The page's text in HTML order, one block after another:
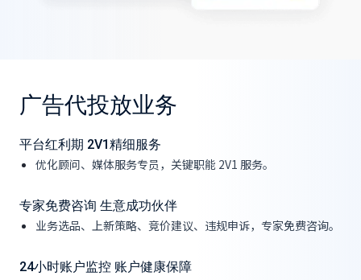
广告代投放业务
平台红利期 2V1精细服务
优化顾问、媒体服务专员，关键职能 2V1 服务。
专家免费咨询 生意成功伙伴
业务选品、上新策略、竞价建议、违规申诉，专家免费咨询。
24小时账户监控 账户健康保障